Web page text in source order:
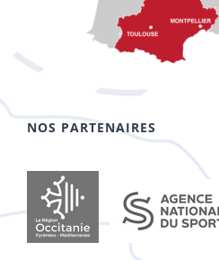
NOS PARTENAIRES